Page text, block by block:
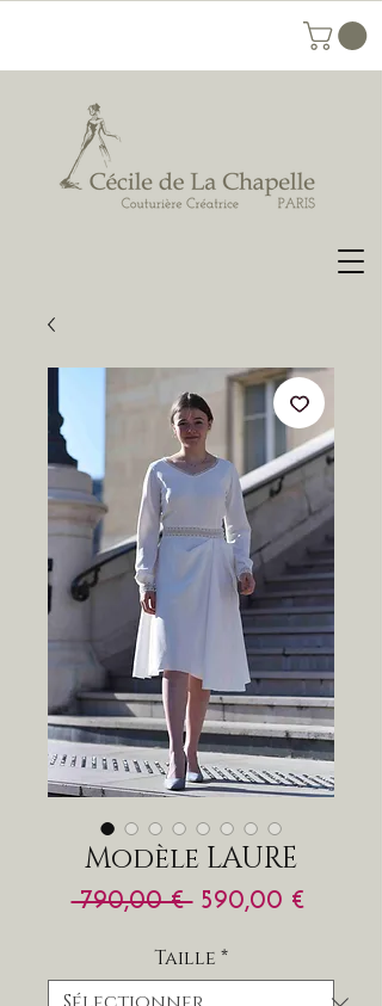
Modèle LAURE
790,00 € Prix
590,00 €Prix
Taille *